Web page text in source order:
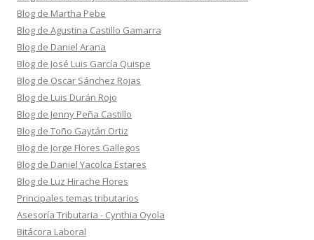
Blog de Martha Pebe
Blog de Agustina Castillo Gamarra
Blog de Daniel Arana
Blog de José Luis García Quispe
Blog de Oscar Sánchez Rojas
Blog de Luis Durán Rojo
Blog de Jenny Peña Castillo
Blog de Toño Gaytán Ortiz
Blog de Jorge Flores Gallegos
Blog de Daniel Yacolca Estares
Blog de Luz Hirache Flores
Principales temas tributarios
Asesoría Tributaria - Cynthia Oyola
Bitácora Laboral